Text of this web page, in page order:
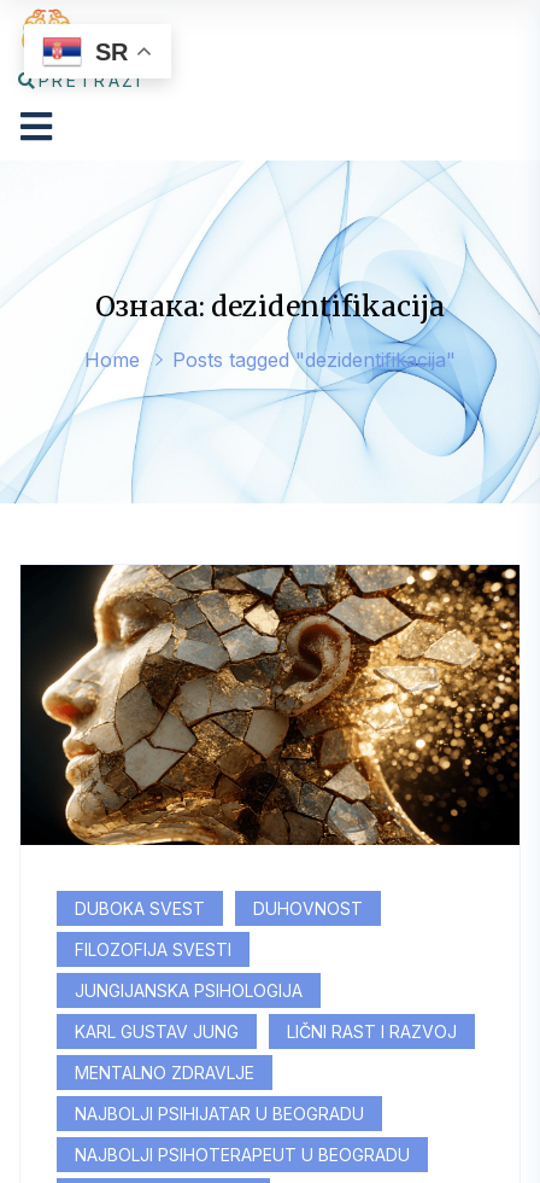
PRETRAŽI
Ознака: dezidentifikacija
Home Posts tagged "dezidentifikacija"
DUBOKA SVEST
DUHOVNOST
FILOZOFIJA SVESTI
JUNGIJANSKA PSIHOLOGIJA
KARL GUSTAV JUNG
LIČNI RAST I RAZVOJ
MENTALNO ZDRAVLJE
NAJBOLJI PSIHIJATAR U BEOGRADU
NAJBOLJI PSIHOTERAPEUT U BEOGRADU
SR